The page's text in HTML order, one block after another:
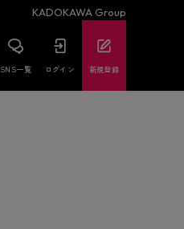
KADOKAWA Group
SNS一覧 ログイン 新規登録